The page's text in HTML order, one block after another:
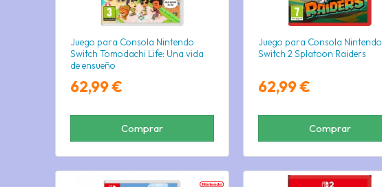
Juego para Consola Nintendo
Switch Tomodachi Life: Una vida
de ensueño
62,99 €
Comprar
Juego para Consola Nintendo
Switch 2 Splatoon Raiders
62,99 €
Comprar